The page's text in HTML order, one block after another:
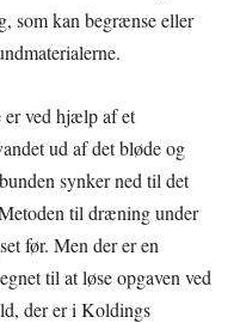
som kan begrænse eller
er ved hjælp af et
ud af det bløde og
synker ned til det
til dræning under
før. Men der er en
til at løse opgaven ved
der er i Koldings